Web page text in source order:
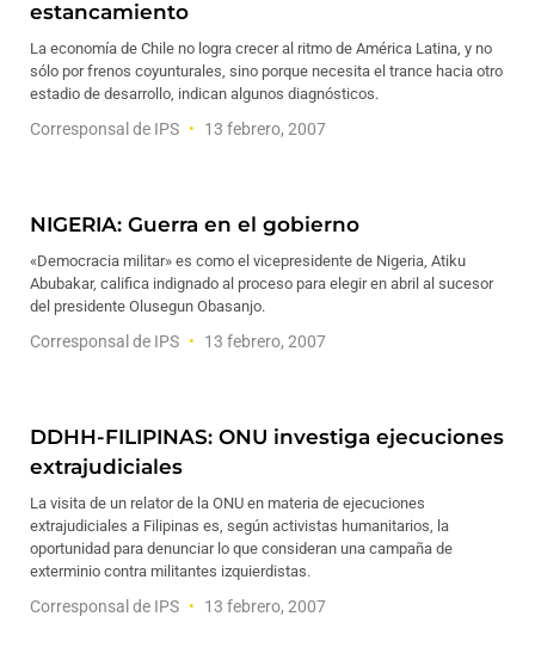
estancamiento
La economía de Chile no logra crecer al ritmo de América Latina, y no
sólo por frenos coyunturales, sino porque necesita el trance hacia otro
estadio de desarrollo, indican algunos diagnósticos.
Corresponsal de IPS 13 febrero, 2007
NIGERIA: Guerra en el gobierno
«Democracia militar» es como el vicepresidente de Nigeria, Atiku
Abubakar, califica indignado al proceso para elegir en abril al sucesor
del presidente Olusegun Obasanjo.
Corresponsal de IPS 13 febrero, 2007
DDHH-FILIPINAS: ONU investiga ejecuciones
extrajudiciales
La visita de un relator de la ONU en materia de ejecuciones
extrajudiciales a Filipinas es, según activistas humanitarios, la
oportunidad para denunciar lo que consideran una campaña de
exterminio contra militantes izquierdistas.
Corresponsal de IPS 13 febrero, 2007